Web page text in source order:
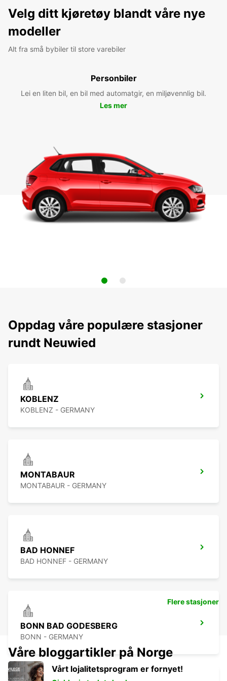
Velg ditt kjøretøy blandt våre nye
modeller
Alt fra små bybiler til store varebiler
Personbiler
Lei en liten bil, en bil med automatgir, en miljøvennlig bil.
Les mer
Oppdag våre populære stasjoner
rundt Neuwied
KOBLENZ
KOBLENZ - GERMANY
MONTABAUR
MONTABAUR - GERMANY
BAD HONNEF
BAD HONNEF - GERMANY
BONN BAD GODESBERG
BONN - GERMANY
Flere stasjoner
Våre bloggartikler på Norge
Vårt lojalitetsprogram er fornyet!